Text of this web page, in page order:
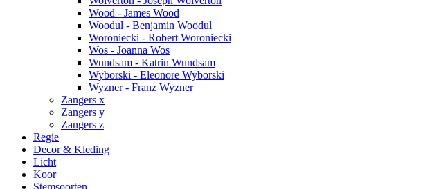
Wood - James Wood
Woodul - Benjamin Woodul
Woroniecki - Robert Woroniecki
Wos - Joanna Wos
Wundsam - Katrin Wundsam
Wyborski - Eleonore Wyborski
Wyzner - Franz Wyzner
Zangers x
Zangers y
Zangers z
Regie
Decor & Kleding
Licht
Koor